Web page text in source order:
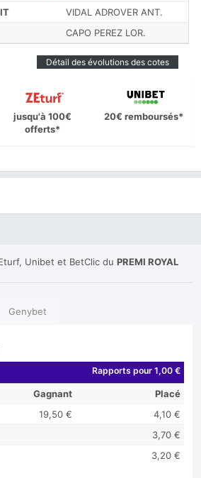
VIDAL ADROVER ANT.
CAPO PEREZ LOR.
Détail des évolutions des cotes
jusqu'à 100€
offerts*
20€ remboursés*
Unibet et BetClic du PREMI ROYAL
Genybet
Rapports pour 1,00 €
Gagnant
Placé
19,50 €
4,10 €
3,70 €
3,20 €